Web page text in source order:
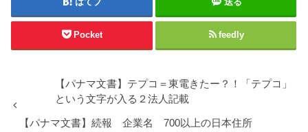
Pocket feedly
【パナマ文書】テプコ＝東電きたー？！「テプコ」
という文字が入る２法人記載
【パナマ文書】続報 企業名 700以上の日本住所